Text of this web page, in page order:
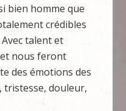
bien homme que
crédibles
talent et
nous feront
des émotions des
tristesse, douleur,